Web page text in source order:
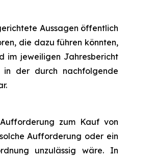
Aussagen öffentlich
die dazu führen könnten,
im jeweiligen Jahresbericht
in der durch nachfolgende
zum Kauf von
Aufforderung oder ein
unzulässig wäre. In